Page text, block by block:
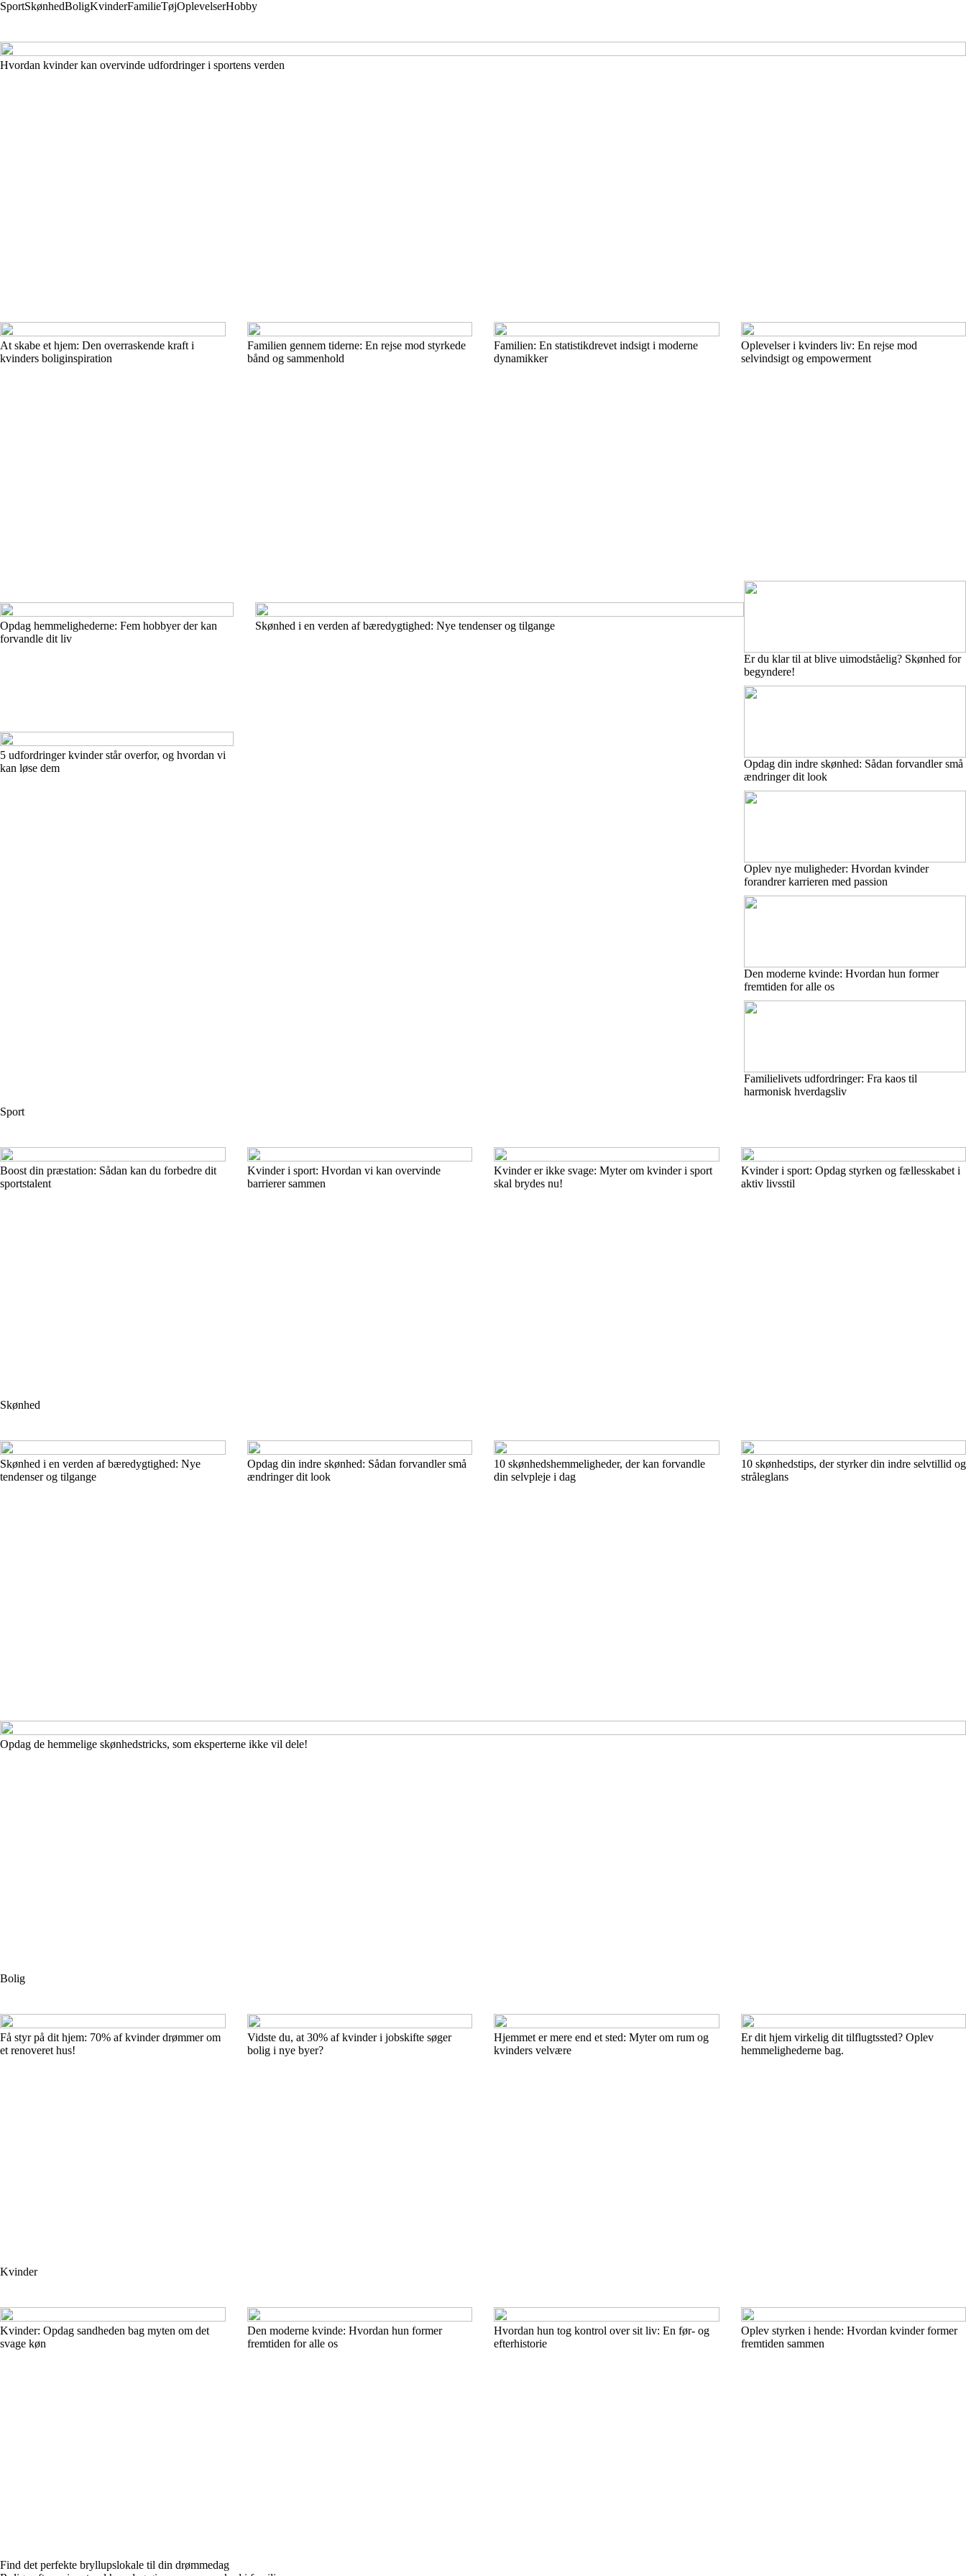
SportSkønhedBoligKvinderFamilieTøjOplevelserHobby
Hvordan kvinder kan overvinde udfordringer i sportens verden
At skabe et hjem: Den overraskende kraft i
kvinders boliginspiration
Familien gennem tiderne: En rejse mod styrkede
bånd og sammenhold
Familien: En statistikdrevet indsigt i moderne
dynamikker
Oplevelser i kvinders liv: En rejse mod
selvindsigt og empowerment
Opdag hemmelighederne: Fem hobbyer der kan
forvandle dit liv
5 udfordringer kvinder står overfor, og hvordan vi
kan løse dem
Skønhed i en verden af bæredygtighed: Nye tendenser og tilgange
Er du klar til at blive uimodståelig? Skønhed for
begyndere!
Opdag din indre skønhed: Sådan forvandler små
ændringer dit look
Oplev nye muligheder: Hvordan kvinder
forandrer karrieren med passion
Den moderne kvinde: Hvordan hun former
fremtiden for alle os
Familielivets udfordringer: Fra kaos til
harmonisk hverdagsliv
Sport
Boost din præstation: Sådan kan du forbedre dit
sportstalent
Kvinder i sport: Hvordan vi kan overvinde
barrierer sammen
Kvinder er ikke svage: Myter om kvinder i sport
skal brydes nu!
Kvinder i sport: Opdag styrken og fællesskabet i
aktiv livsstil
Skønhed
Skønhed i en verden af bæredygtighed: Nye
tendenser og tilgange
Opdag din indre skønhed: Sådan forvandler små
ændringer dit look
10 skønhedshemmeligheder, der kan forvandle
din selvpleje i dag
10 skønhedstips, der styrker din indre selvtillid og
stråleglans
Opdag de hemmelige skønhedstricks, som eksperterne ikke vil dele!
Bolig
Få styr på dit hjem: 70% af kvinder drømmer om
et renoveret hus!
Vidste du, at 30% af kvinder i jobskifte søger
bolig i nye byer?
Hjemmet er mere end et sted: Myter om rum og
kvinders velvære
Er dit hjem virkelig dit tilflugtssted? Oplev
hemmelighederne bag.
Kvinder
Kvinder: Opdag sandheden bag myten om det
svage køn
Den moderne kvinde: Hvordan hun former
fremtiden for alle os
Hvordan hun tog kontrol over sit liv: En før- og
efterhistorie
Oplev styrken i hende: Hvordan kvinder former
fremtiden sammen
Find det perfekte bryllupslokale til din drømmedag